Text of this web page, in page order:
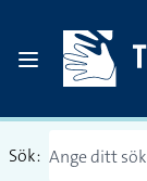
Sök: